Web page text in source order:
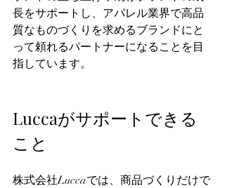
長をサポートし、アパレル業界で高品
質なものづくりを求めるブランドにと
って頼れるパートナーになることを目
指しています。
Luccaがサポートできる
こと
株式会社Luccaでは、商品づくりだけで